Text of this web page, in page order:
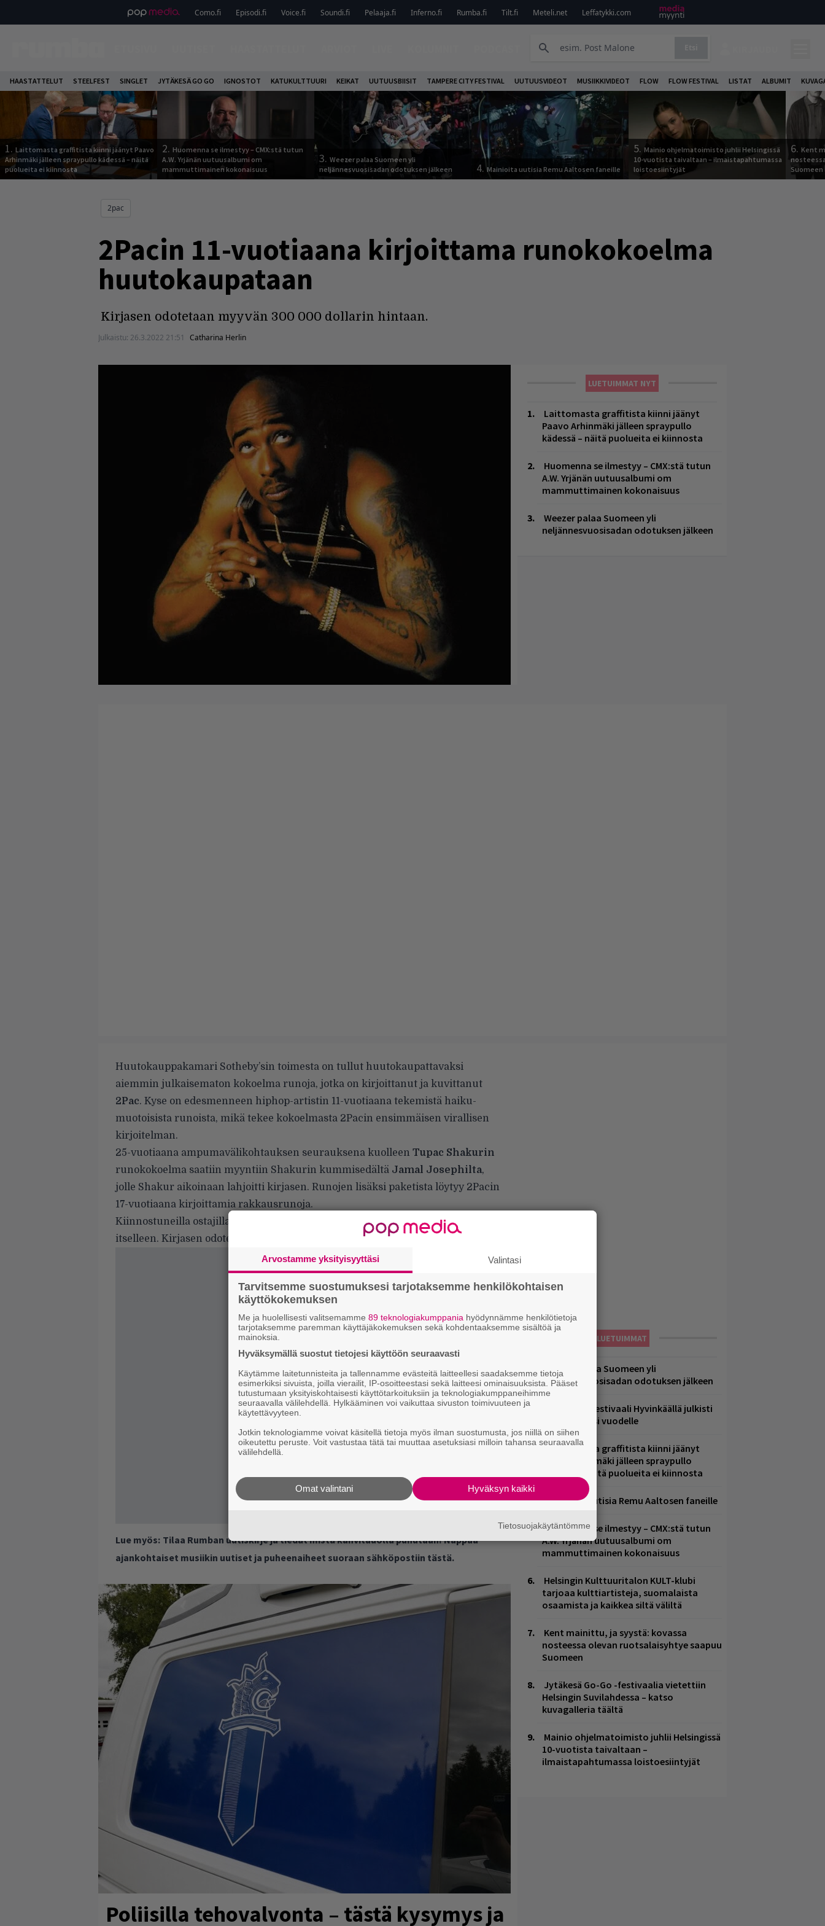
Como.fi Episodi.fi Voice.fi Soundi.fi Pelaaja.fi Inferno.fi Rumba.fi Tilt.fi Meteli.net Leffatykki.com
HAASTATTELUT STEELFEST SINGLET JYTÄKESÄ GO GO IGNOSTOT KATUKULTTUURI KEIKAT UUTUUSBIISIT TAMPERE CITY FESTIVAL UUTUUSVIDEOT MUSIIKKIVIDEOT FLOW FLOW FESTIVAL LISTAT ALBUMIT
1. Laittomasta graffitista kiinni jäänyt Paavo
Arhinmäki jälleen spraypullo kädessä – näitä
puolueita ei kiinnosta
2. Huomenna se ilmestyy – CMX:stä tutun
A.W. Yrjänän uutuusalbumi om
mammuttimainen kokonaisuus
3. Weezer palaa Suomeen yli
neljännesvuosisadan odotuksen jälkeen
4.Mainioita uutisia Remu Aaltosen faneille
5. Mainio ohjelmatoimisto juhlii Helsingissä
10-vuotista taivaltaan – ilmaistapahtumassa
loistoesiintyjät
6. Kent
Suomeen
2pac
2Pacin 11-vuotiaana kirjoittama runokokoelma
huutokaupataan
Kirjasen odotetaan myyvän 300 000 dollarin hintaan.
Julkaistu: 26.3.2022 21:51 Catharina Herlin
LUETUIMMAT NYT
Laittomasta graffitista kiinni jäänyt
Paavo Arhinmäki jälleen spraypullo
kädessä – näitä puolueita ei kiinnosta
Huomenna se ilmestyy – CMX:stä tutun
A.W. Yrjänän uutuusalbumi om
mammuttimainen kokonaisuus
Weezer palaa Suomeen yli
neljännesvuosisadan odotuksen jälkeen
Huutokauppakamari Sotheby’sin toimesta on tullut huutokaupattavaksi
aiemmin julkaisematon kokoelma runoja, jotka on kirjoittanut ja kuvittanut
2Pac. Kyse on edesmenneen hiphop-artistin 11-vuotiaana tekemistä haiku-
muotoisista runoista, mikä tekee kokoelmasta 2Pacin ensimmäisen virallisen
kirjoitelman.
25-vuotiaana ampumavälikohtauksen seurauksena kuolleen Tupac Shakurin
runokokoelma saatiin myyntiin Shakurin kummisedältä Jamal Josephilta,
jolle Shakur aikoinaan lahjoitti kirjasen. Runojen lisäksi paketista löytyy 2Pacin
17-vuotiaana kirjoittamia rakkausrunoja.
Kiinnostuneilla ostajilla on maaliskuun 30. päivään asti aikaa huutaa kokoelma
itselleen. Kirjasen odotetaan menevän 300 000 dollarin hintaan.
Lue myös: Tilaa Rumban uutiskirje ja tiedät mistä kahvitauolla puhutaan! Nappaa
ajankohtaiset musiikin uutiset ja puheenaiheet suoraan sähköpostiin tästä.
Poliisilla tehovalvonta – tästä kysymys ja
LUETUIMMAT
Weezer palaa Suomeen yli
neljännesvuosisadan odotuksen jälkeen
Äärimetallifestivaali Hyvinkäällä julkisti
esiintyjiä ensi vuodelle
Laittomasta graffitista kiinni jäänyt
Paavo Arhinmäki jälleen spraypullo
kädessä – näitä puolueita ei kiinnosta
Mainioita uutisia Remu Aaltosen faneille
Huomenna se ilmestyy – CMX:stä tutun
A.W. Yrjänän uutuusalbumi om
mammuttimainen kokonaisuus
Helsingin Kulttuuritalon KULT-klubi
tarjoaa kulttiartisteja, suomalaista
osaamista ja kaikkea siltä väliltä
Kent mainittu, ja syystä: kovassa
nosteessa olevan ruotsalaisyhtye saapuu
Suomeen
Jytäkesä Go-Go -festivaalia vietettiin
Helsingin Suvilahdessa – katso
kuvagalleria täältä
Mainio ohjelmatoimisto juhlii Helsingissä
10-vuotista taivaltaan –
ilmaistapahtumassa loistoesiintyjät
Arvostamme yksityisyyttäsi Valintasi
Tarvitsemme suostumuksesi tarjotaksemme henkilökohtaisen
käyttökokemuksen
Me ja huolellisesti valitsemamme 89 teknologiakumppania hyödynnämme henkilötietoja
tarjotaksemme paremman käyttäjäkokemuksen sekä kohdentaaksemme sisältöä ja
mainoksia.
Hyväksymällä suostut tietojesi käyttöön seuraavasti
Käytämme laitetunnisteita ja tallennamme evästeitä laitteellesi saadaksemme tietoja
esimerkiksi sivuista, joilla vierailit, IP-osoitteestasi sekä laitteesi ominaisuuksista. Pääset
tutustumaan yksityiskohtaisesti käyttötarkoituksiin ja teknologiakumppaneihimme
seuraavalla välilehdellä. Hylkääminen voi vaikuttaa sivuston toimivuuteen ja
käytettävyyteen.
Jotkin teknologiamme voivat käsitellä tietoja myös ilman suostumusta, jos niillä on siihen
oikeutettu peruste. Voit vastustaa tätä tai muuttaa asetuksiasi milloin tahansa seuraavalla
välilehdellä.
Hyväksyn kaikki
Omat valintani
Tietosuojakäytäntömme